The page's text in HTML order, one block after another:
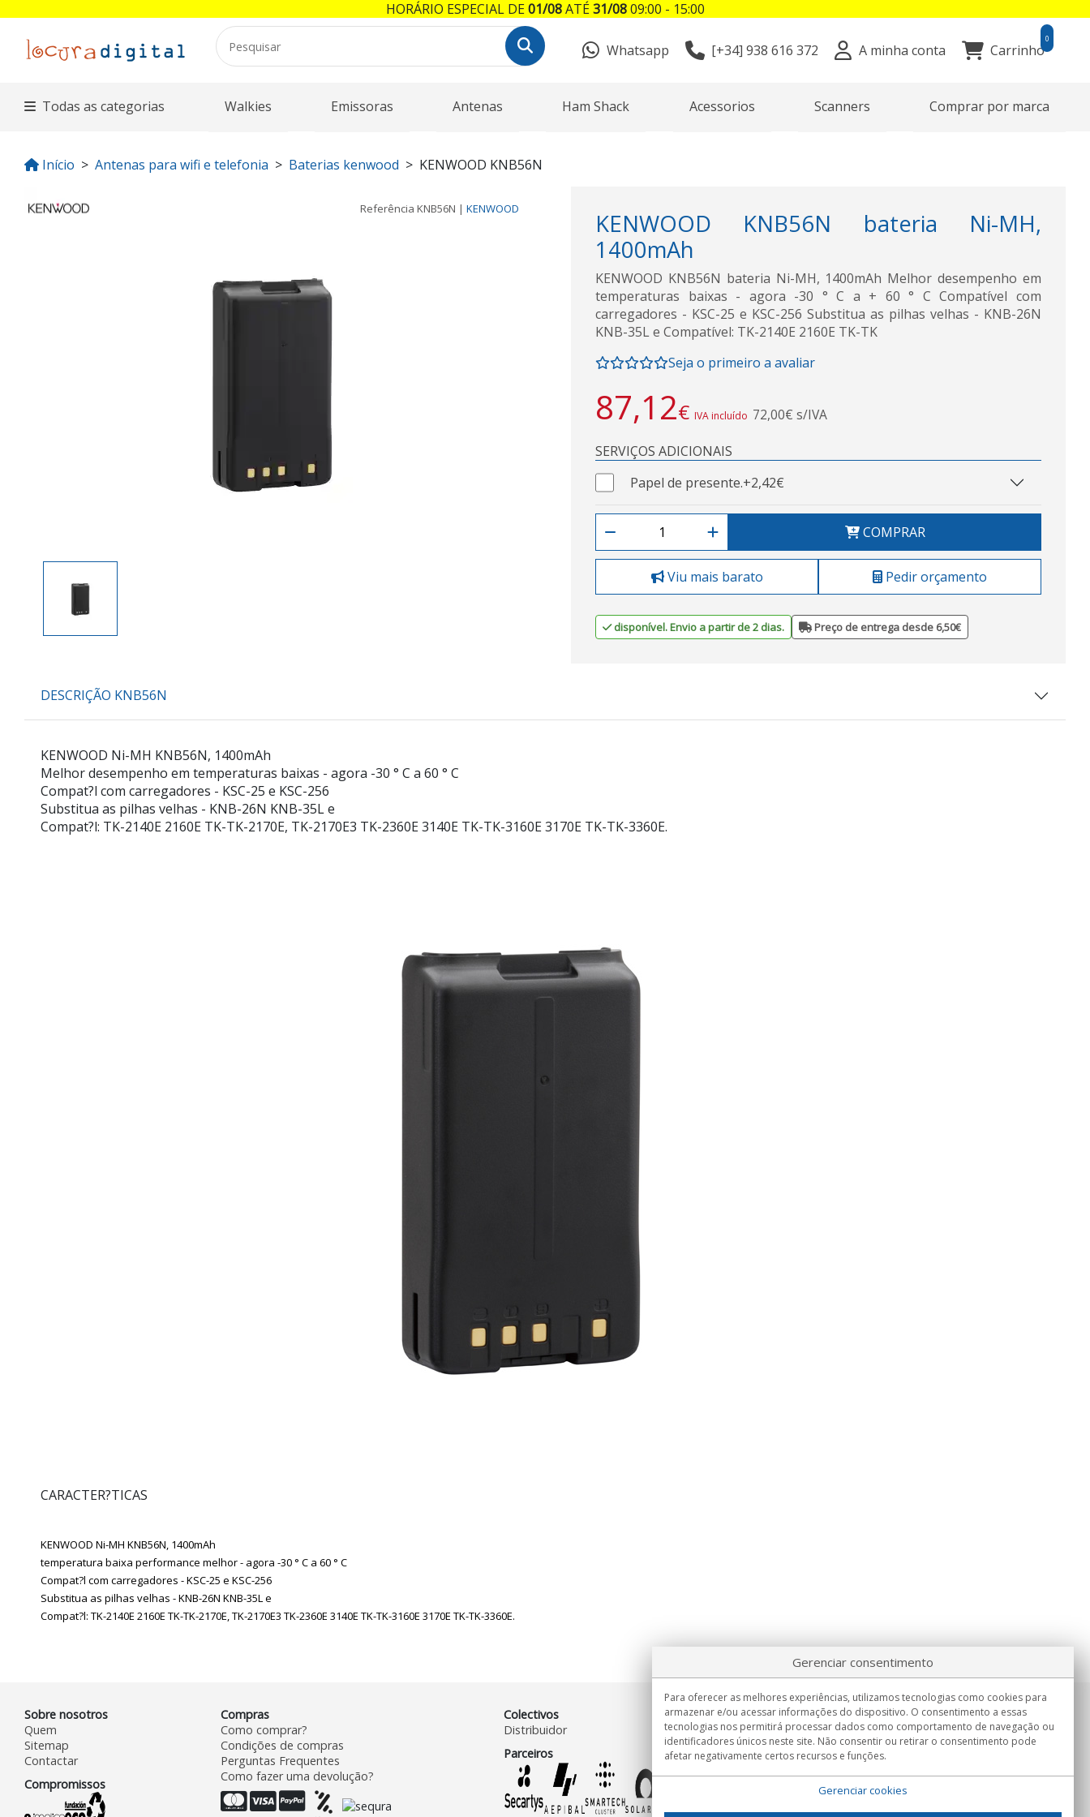
Whatsapp [+34] 938 616 372 A minha conta Carrinho
0
Todas as categorias Walkies Emissoras Antenas Ham Shack Acessorios Scanners Comprar por marca
Início Antenas para wifi e telefonia Baterias kenwood KENWOOD KNB56N
Referência KNB56N | KENWOOD
KENWOOD KNB56N bateria Ni-MH,
1400mAh
KENWOOD KNB56N bateria Ni-MH, 1400mAh Melhor desempenho em
temperaturas baixas - agora -30 ° C a + 60 ° C Compatível com
carregadores - KSC-25 e KSC-256 Substitua as pilhas velhas - KNB-26N
KNB-35L e Compatível: TK-2140E 2160E TK-TK
Seja o primeiro a avaliar
87,12€ IVA incluído 72,00€ s/IVA
SERVIÇOS ADICIONAIS
Papel de presente.+2,42€
COMPRAR
Viu mais barato Pedir orçamento
disponível. Envio a partir de 2 dias. Preço de entrega desde 6,50€
DESCRIÇÃO KNB56N
KENWOOD Ni-MH KNB56N, 1400mAh
Melhor desempenho em temperaturas baixas - agora -30 ° C a 60 ° C
Compat?l com carregadores - KSC-25 e KSC-256
Substitua as pilhas velhas - KNB-26N KNB-35L e
Compat?l: TK-2140E 2160E TK-TK-2170E, TK-2170E3 TK-2360E 3140E TK-TK-3160E 3170E TK-TK-3360E.
CARACTER?TICAS
KENWOOD Ni-MH KNB56N, 1400mAh
temperatura baixa performance melhor - agora -30 ° C a 60 ° C
Compat?l com carregadores - KSC-25 e KSC-256
Substitua as pilhas velhas - KNB-26N KNB-35L e
Compat?l: TK-2140E 2160E TK-TK-2170E, TK-2170E3 TK-2360E 3140E TK-TK-3160E 3170E TK-TK-3360E.
Sobre nosotros
Quem
Sitemap
Contactar
Compromissos
Compras
Como comprar?
Condições de compras
Perguntas Frequentes
Como fazer uma devolução?
Colectivos
Distribuidor
Parceiros
Informação
Seg.-Sex. 9:00h - 15:00h.
Entrega em
Gerenciar consentimento
Para oferecer as melhores experiências, utilizamos tecnologias como cookies para
armazenar e/ou acessar informações do dispositivo. O consentimento a essas
tecnologias nos permitirá processar dados como comportamento de navegação ou
identificadores únicos neste site. Não consentir ou retirar o consentimento pode
afetar negativamente certos recursos e funções.
Gerenciar cookies
HORÁRIO ESPECIAL DE01/08ATÉ31/0809:00 - 15:00